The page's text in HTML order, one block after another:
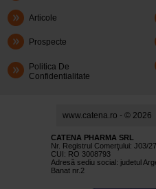
Articole
Prospecte
Politica De
Confidentialitate
www.catena.ro - © 2026
CATENA PHARMA SRL
Nr. Registrul Comerţului: J03/
CUI: RO 3008793
Adresă sediu social: judetul
Banat nr.2